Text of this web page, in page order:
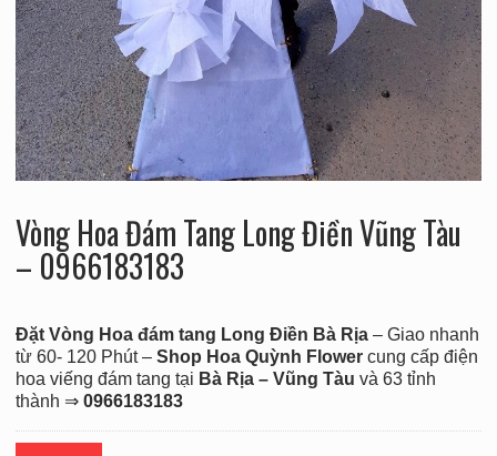
Vòng Hoa Đám Tang Long Điền Vũng Tàu
– 0966183183
Đặt Vòng Hoa đám tang Long Điền Bà Rịa– Giao nhanh
từ 60- 120 Phút – Shop Hoa Quỳnh Flowercung cấp điện
hoa viếng đám tang tại Bà Rịa – Vũng Tàu và 63 tỉnh
thành ⇒ 0966183183